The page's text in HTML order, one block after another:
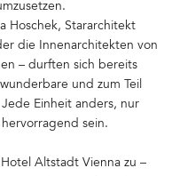
Hoschek, Stararchitekt
die Innenarchitekten von
– durften sich bereits
und zum Teil
Einheit anders, nur
sein.
Altstadt Vienna zu –